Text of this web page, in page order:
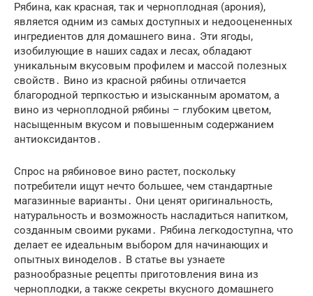
Рябина, как красная, так и черноплодная (арония),
является одним из самых доступных и недооцененных
ингредиентов для домашнего вина․ Эти ягоды,
изобилующие в наших садах и лесах, обладают
уникальным вкусовым профилем и массой полезных
свойств․ Вино из красной рябины отличается
благородной терпкостью и изысканным ароматом, а
вино из черноплодной рябины – глубоким цветом,
насыщенным вкусом и повышенным содержанием
антиоксидантов․
Спрос на рябиновое вино растет, поскольку
потребители ищут нечто большее, чем стандартные
магазинные варианты․ Они ценят оригинальность,
натуральность и возможность насладиться напитком,
созданным своими руками․ Рябина легкодоступна, что
делает ее идеальным выбором для начинающих и
опытных виноделов․ В статье вы узнаете
разнообразные рецепты приготовления вина из
черноплодки, а также секреты вкусного домашнего